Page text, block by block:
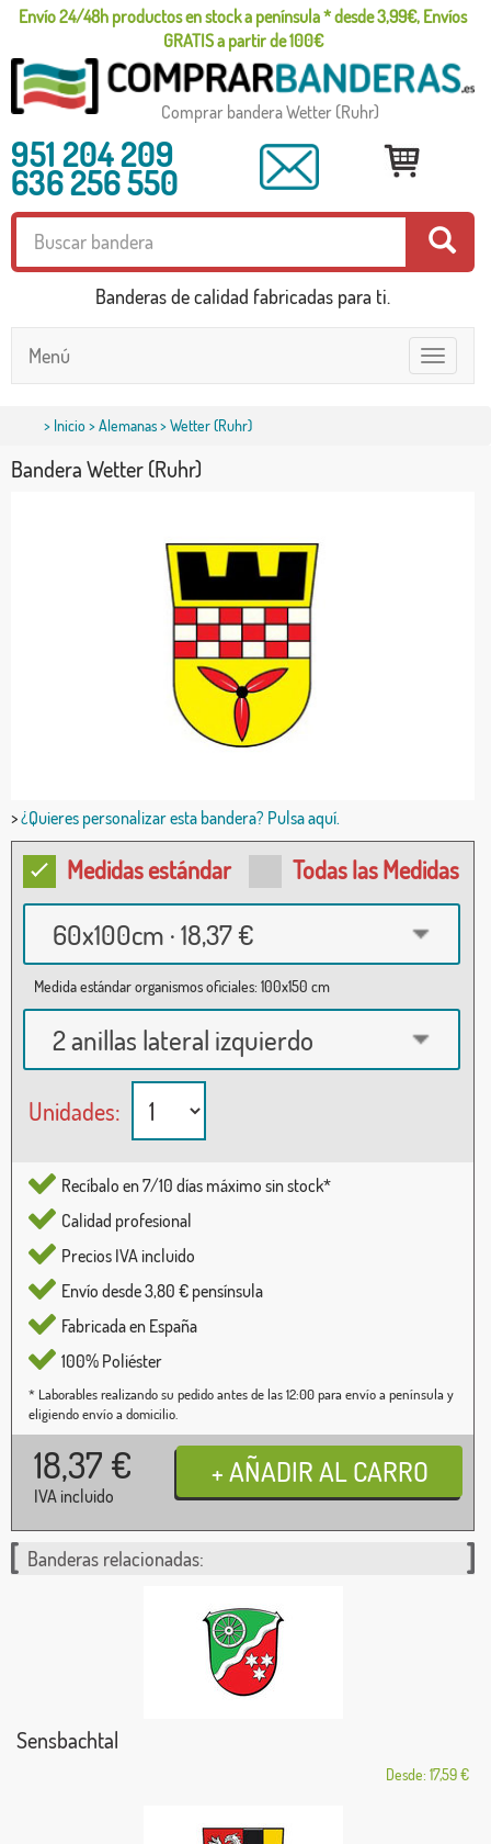
Envío 24/48h productos en stock a península * desde 3,99€, Envíos
GRATIS a partir de 100€
Comprar bandera Wetter (Ruhr)
951 204 209
636 256 550
Banderas de calidad fabricadas para ti.
Toggle
navigation
Menú
> Inicio>Alemanas> Wetter (Ruhr)
Bandera Wetter (Ruhr)
>¿Quieres personalizar esta bandera? Pulsa aquí.
Medidas estándar Todas las Medidas
60x100cm · 18,37 €
Medida estándar organismos oficiales: 100x150 cm
2 anillas lateral izquierdo
Unidades:
Recíbalo en 7/10 días máximo sin stock*
Calidad profesional
Precios IVA incluido
Envío desde 3,80 € pensínsula
Fabricada en España
100% Poliéster
* Laborables realizando su pedido antes de las 12:00 para envío a península y
eligiendo envío a domicilio.
18,37 €
IVA incluido
Banderas relacionadas:
Sensbachtal
Desde: 17,59 €